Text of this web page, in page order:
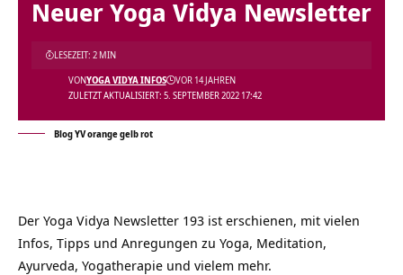
Neuer Yoga Vidya Newsletter
ZULETZT AKTUALISIERT: 5. SEPTEMBER 2022 17:42
VONYOGA VIDYA INFOS VOR 14 JAHREN
LESEZEIT: 2 MIN
Blog YV orange gelb rot
Der Yoga Vidya Newsletter 193 ist erschienen, mit vielen
Infos, Tipps und Anregungen zu Yoga, Meditation,
Ayurveda, Yogatherapie und vielem mehr.